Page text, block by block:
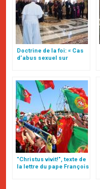
Doctrine de la foi: « Cas
d’abus sexuel sur
"Christus vivit!", texte de
la lettre du pape François